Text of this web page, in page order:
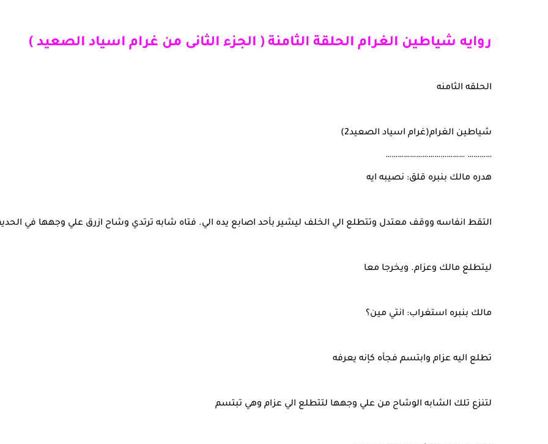
روايه شياطين الغرام الحلقة الثامنة ( الجزء الثانى من غرام اسياد الصعيد )
الحلقه الثامنه
شياطين الغرام(غرام اسياد الصعيد2)
………… …………………………………
هدره مالك بنبره قلق: نصيبه ايه
التقط انفاسه ووقف معتدل وتتطلع الي الخلف ليشير بأحد اصابع يده الي. فتاه شابه ترتدي وشاح ازرق علي وجهها في
ليتطلع مالك وعزام. ويخرجا معا
مالك بنبره استغراب: انتي مين؟
تطلع اليه عزام وابتسم فجأه كإنه يعرفه
لتنزع تلك الشابه الوشاح من علي وجهها لتتطلع الي عزام وهي تبتسم